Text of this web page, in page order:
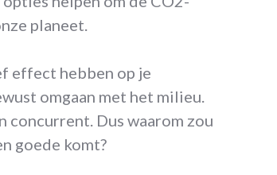
planeet.
effect hebben op je
omgaan met het milieu.
concurrent. Dus waarom zou
goede komt?